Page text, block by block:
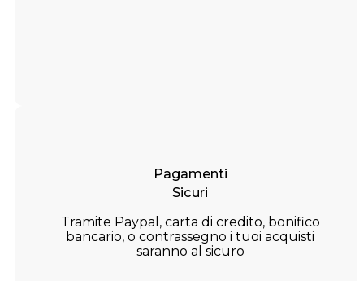
Pagamenti
Sicuri
Tramite Paypal, carta di credito, bonifico
bancario, o contrassegno i tuoi acquisti
saranno al sicuro